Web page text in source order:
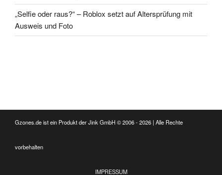
„Selfie oder raus?“ – Roblox setzt auf Altersprüfung mit
Ausweis und Foto
Gzones.de ist ein Produkt der Jink GmbH © 2006 - 2026 | Alle Rechte
vorbehalten
IMPRESSUM